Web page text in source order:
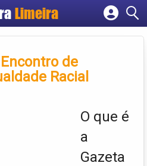
Limeira
Cadastrar empresa
Criar conta
de
Racial
O que é
a
Gazeta